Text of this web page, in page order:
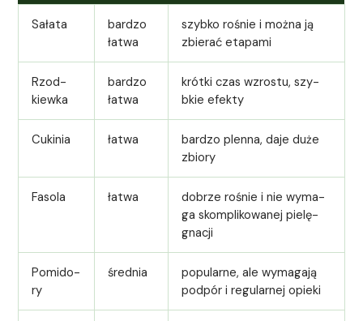
Sała­ta
bard­zo
łat­wa
szy­bko rośnie i moż­na ją
zbier­ać eta­pa­mi
Rzod­
kiewka
bard­zo
łat­wa
krót­ki czas wzros­tu, szy­
bkie efek­ty
Cukinia łat­wa
bard­zo plen­na, daje duże
zbio­ry
Faso­la łat­wa
dobrze rośnie i nie wyma­
ga skom­p­likowanej pielę­
gnacji
Pomi­do­
ry
śred­nia
pop­u­larne, ale wyma­ga­ją
pod­pór i reg­u­larnej opie­ki